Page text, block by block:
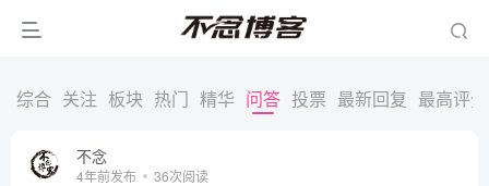
综合 关注 板块 热门 精华 问答 投票 最新回复 最高评分
不念
4年前发布 36次阅读